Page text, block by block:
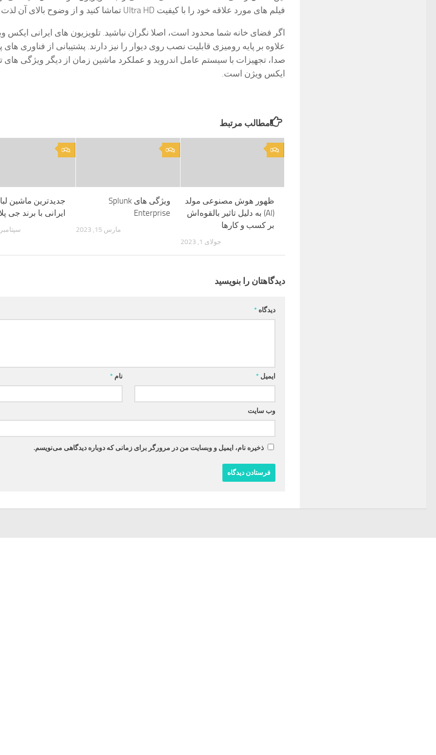
فیلم های مورد علاقه خود را با کیفیت Ultra HD تماشا کنید و از وضوح بالای آن لذت ببرید.
اگر فضای خانه شما محدود است، اصلا نگران نباشید. تلویزیون های ایرانی ایکس
علاوه بر پایه رومیزی قابلیت نصب روی دیوار را نیز دارند. پشتیبانی از فناوری های
صدا، تجهیزات با سیستم عامل اندروید و عملکرد ماشین زمان از دیگر ویژگی های
ایکس ویژن است.
مطالب مرتبط
0
جدیدترین ماشین
ایرانی با برند جی
سپتامبر 12, 2022
0
ویژگی های Splunk
Enterprise
مارس 15, 2023
0
ظهور هوش مصنوعی مولد
(AI) به دلیل تاثیر بالقوه‌اش
بر کسب و کارها
جولای 1, 2023
دیدگاهتان را بنویسید
دیدگاه *
نام* ایمیل *
وب‌ سایت
ذخیره نام، ایمیل و وبسایت من در مرورگر برای زمانی که دوباره دیدگاهی می‌نویسم.